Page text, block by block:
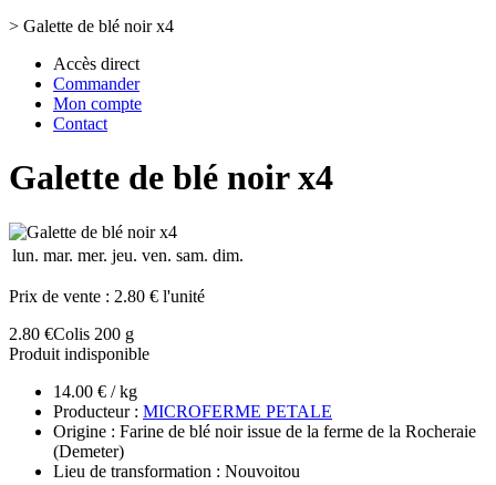
> Galette de blé noir x4
Accès direct
Commander
Mon compte
Contact
Galette de blé noir x4
lun. mar. mer. jeu. ven. sam. dim.
Prix de vente : 2.80 € l'unité
2.80 €Colis 200 g
Produit indisponible
14.00 € / kg
Producteur : MICROFERME PETALE
Origine : Farine de blé noir issue de la ferme de la Rocheraie
(Demeter)
Lieu de transformation : Nouvoitou